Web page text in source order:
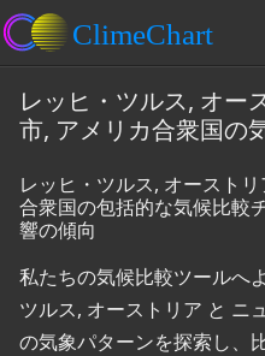
レッヒ・ツルス, オー
市, アメリカ合衆国の
レッヒ・ツルス, オースト
合衆国の包括的な気候比較
響の傾向
私たちの気候比較ツールへ
ツルス, オーストリア と ニ
の気象パターンを探索し、